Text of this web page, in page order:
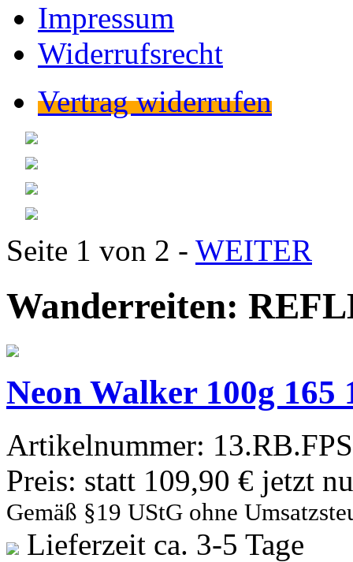
Impressum
Widerrufsrecht
Vertrag widerrufen
Seite 1 von 2 - WEITER
Wanderreiten:
Neon Walker 100g 165
Artikelnummer:
Preis: statt 109,90 € jetzt
Gemäß §19 UStG ohne
Lieferzeit ca. 3-5 Tage